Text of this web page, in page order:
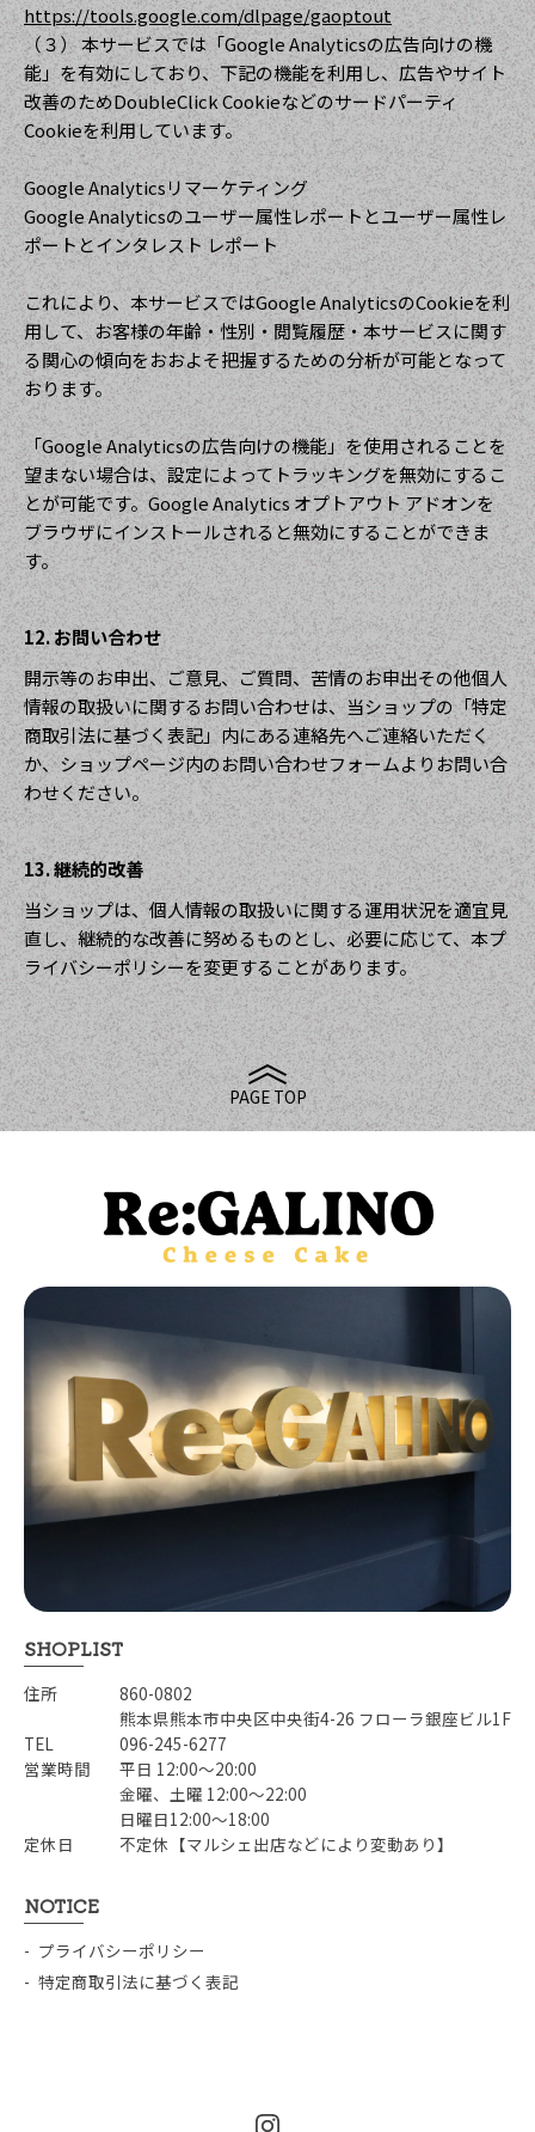
https://tools.google.com/dlpage/gaoptout
（３） 本サービスでは「Google Analyticsの広告向けの機
能」を有効にしており、下記の機能を利用し、広告やサイト
改善のためDoubleClick Cookieなどのサードパーティ
Cookieを利用しています。
Google Analyticsリマーケティング
Google Analyticsのユーザー属性レポートとユーザー属性レ
ポートとインタレスト レポート
これにより、本サービスではGoogle AnalyticsのCookieを利
用して、お客様の年齢・性別・閲覧履歴・本サービスに関す
る関心の傾向をおおよそ把握するための分析が可能となって
おります。
「Google Analyticsの広告向けの機能」を使用されることを
望まない場合は、設定によってトラッキングを無効にするこ
とが可能です。Google Analytics オプトアウト アドオンを
ブラウザにインストールされると無効にすることができま
す。
12. お問い合わせ
開示等のお申出、ご意見、ご質問、苦情のお申出その他個人
情報の取扱いに関するお問い合わせは、当ショップの「特定
商取引法に基づく表記」内にある連絡先へご連絡いただく
か、ショップページ内のお問い合わせフォームよりお問い合
わせください。
13. 継続的改善
当ショップは、個人情報の取扱いに関する運用状況を適宜見
直し、継続的な改善に努めるものとし、必要に応じて、本プ
ライバシーポリシーを変更することがあります。
PAGE TOP
SHOPLIST
住所
860-0802
熊本県熊本市中央区中央街4-26 フローラ銀座ビル1F
TEL
096-245-6277
営業時間
平日 12:00〜20:00
金曜、土曜 12:00〜22:00
日曜日12:00〜18:00
定休日
不定休【マルシェ出店などにより変動あり】
NOTICE
プライバシーポリシー
特定商取引法に基づく表記